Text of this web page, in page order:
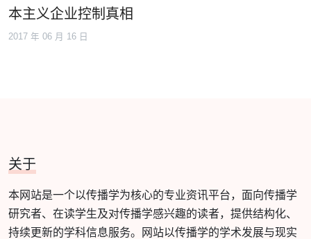
本主义企业控制真相
2017 年 06 月 16 日
关于
本网站是一个以传播学为核心的专业资讯平台，面向传播学
研究者、在读学生及对传播学感兴趣的读者，提供结构化、
持续更新的学科信息服务。网站以传播学的学术发展与现实